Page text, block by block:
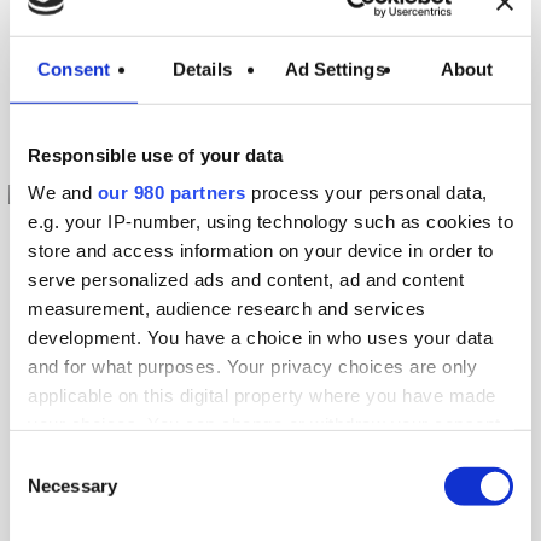
Consent Details Ad Settings About
Responsible use of your data
We and our 980 partners process your personal data,
e.g. your IP-number, using technology such as cookies to
store and access information on your device in order to
serve personalized ads and content, ad and content
measurement, audience research and services
development. You have a choice in who uses your data
and for what purposes. Your privacy choices are only
applicable on this digital property where you have made
the Privacy trigger icon.
Selection
Necessary
optimizar el rendimiento energético mediante
ARTICOLIBLOG
Torres
evaporativas de
acero inoxidable